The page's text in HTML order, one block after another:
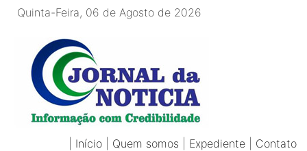
Quinta-Feira, 06 de Agosto de 2026
Início Quem somos Expediente Contato